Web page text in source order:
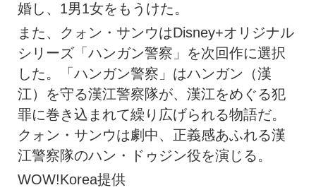
婚し、1男1女をもうけた。
また、クォン・サンウはDisney+オリジナル
シリーズ「ハンガン警察」を次回作に選択
した。「ハンガン警察」はハンガン（漢
江）を守る漢江警察隊が、漢江をめぐる犯
罪に巻き込まれて繰り広げられる物語だ。
クォン・サンウは劇中、正義感あふれる漢
江警察隊のハン・ドゥジン役を演じる。
WOW!Korea提供